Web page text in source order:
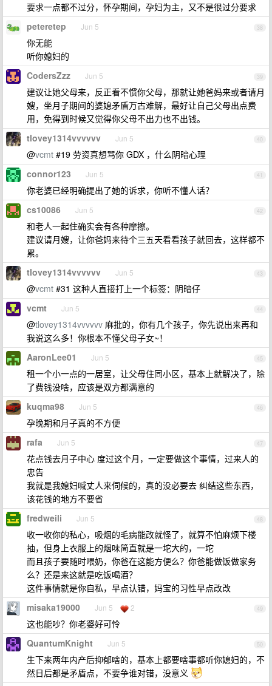
要求一点都不过分，怀孕期间，孕妇为主，又不是很过分要求
38
peteretep Jun 5
你无能
听你媳妇的
39
CodersZzz Jun 5
建议让她父母来，反正看不惯你父母，那就让她爸妈来或者请月
嫂，坐月子期间的婆媳矛盾万古难解，最好让自己父母出点费
用，免得到时候又觉得你父母不出力也不出钱。
40
tlovey1314vvvvvv Jun 5
@vcmt #19 劳资真想骂你 GDX ，什么阴暗心理
41
connor123 Jun 5
你老婆已经明确提出了她的诉求，你听不懂人话？
42
cs10086 Jun 5
和老人一起住确实会有各种摩擦。
建议请月嫂，让你爸妈来待个三五天看看孩子就回去，这样都不
累。
43
tlovey1314vvvvvv Jun 5
@vcmt #31 这种人直接打上一个标签：阴暗仔
44
vcmt Jun 5
@tlovey1314vvvvvv 麻批的，你有几个孩子，你先说出来再和
我说这么多！你根本不懂父母子女~！
45
AaronLee01 Jun 5
租一个小一点的一居室，让父母住同小区，基本上就解决了，除
了费钱没啥，应该是双方都满意的
46
kuqma98 Jun 5
孕晚期和月子真的不方便
47
rafa Jun 5
花点钱去月子中心 度过这个月，一定要做这个事情，过来人的
忠告
我就是我媳妇喊丈人来伺候的，真的没必要去 纠结这些东西，
该花钱的地方不要省
48
fredweili Jun 5
收一收你的私心，吸烟的毛病能改就怪了，就算不怕麻烦下楼
抽，但身上衣服上的烟味简直就是一坨大的，一坨
而且孩子要随时喂奶，你爸在这能方便么？你爸能做饭做家务
么？还是来这就是吃饭喝酒？
这件事情就是你自私，早点认错，妈宝的习性早点改改
49
misaka19000 Jun 5 2
这也能吵？你老婆好可怜
50
QuantumKnight Jun 5
生下来两年内产后抑郁啥的，基本上都要啥事都听你媳妇的，不
然日后都是矛盾点，不要争谁对错，没意义